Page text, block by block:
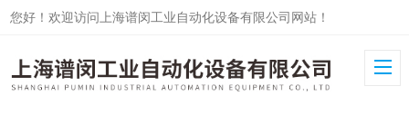
您好！欢迎访问上海谱闵工业自动化设备有限公司网站！